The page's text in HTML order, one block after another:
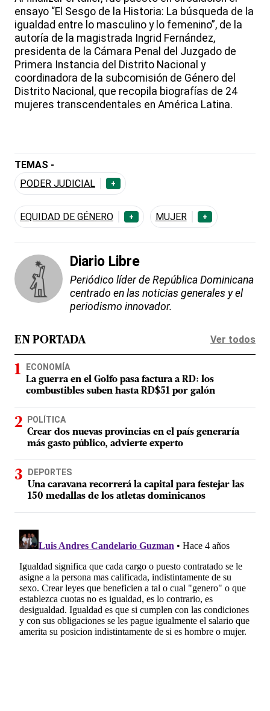
ensayo “El Sesgo de la Historia: La búsqueda de la
igualdad entre lo masculino y lo femenino”, de la
autoría de la magistrada Ingrid Fernández,
presidenta de la Cámara Penal del Juzgado de
Primera Instancia del Distrito Nacional y
coordinadora de la subcomisión de Género del
Distrito Nacional, que recopila biografías de 24
mujeres transcendentales en América Latina.
TEMAS -
PODER JUDICIAL
+
EQUIDAD DE GÉNERO + MUJER +
Diario Libre
Periódico líder de República Dominicana
centrado en las noticias generales y el
periodismo innovador.
EN PORTADA Ver todos
ECONOMÍA
La guerra en el Golfo pasa factura a RD: los
combustibles suben hasta RD$51 por galón
POLÍTICA
Crear dos nuevas provincias en el país generaría
más gasto público, advierte experto
DEPORTES
Una caravana recorrerá la capital para festejar las
150 medallas de los atletas dominicanos